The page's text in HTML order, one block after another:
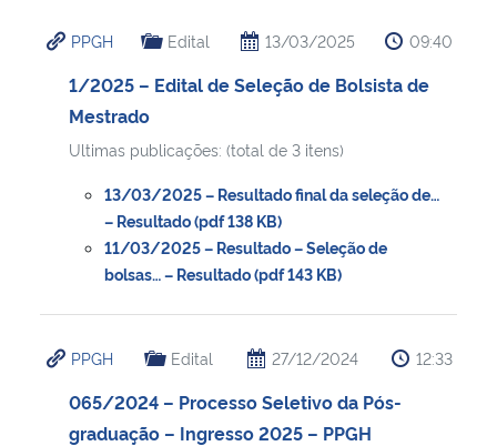
PPGH Edital 13/03/2025 09:40
1/2025 – Edital de Seleção de Bolsista de
Mestrado
Ultimas publicações: (total de 3 itens)
13/03/2025 – Resultado final da seleção de…
– Resultado (pdf 138 KB)
11/03/2025 – Resultado – Seleção de
bolsas… – Resultado (pdf 143 KB)
PPGH Edital 27/12/2024 12:33
065/2024 – Processo Seletivo da Pós-
graduação – Ingresso 2025 – PPGH